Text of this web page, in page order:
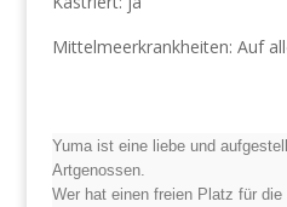
Mittelmeerkrankheiten: Auf
Yuma ist eine liebe und
Artgenossen.
Wer hat einen freien Platz für die